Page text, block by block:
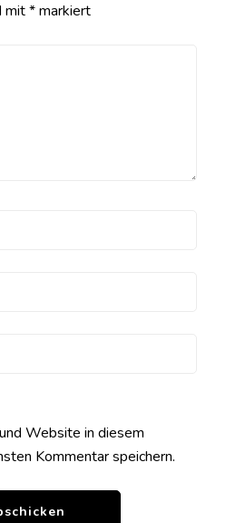
mit*markiert
Website in diesem
Kommentar speichern.